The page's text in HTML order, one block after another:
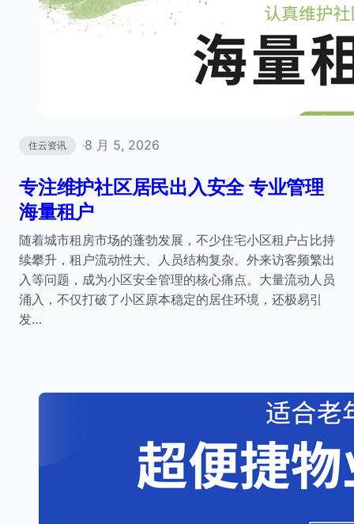
住云资讯 ·8 月 5, 2026
专注维护社区居民出入安全 专业管理
海量租户
随着城市租房市场的蓬勃发展，不少住宅小区租户占比持
续攀升，租户流动性大、人员结构复杂、外来访客频繁出
入等问题，成为小区安全管理的核心痛点。大量流动人员
涌入，不仅打破了小区原本稳定的居住环境，还极易引
发…